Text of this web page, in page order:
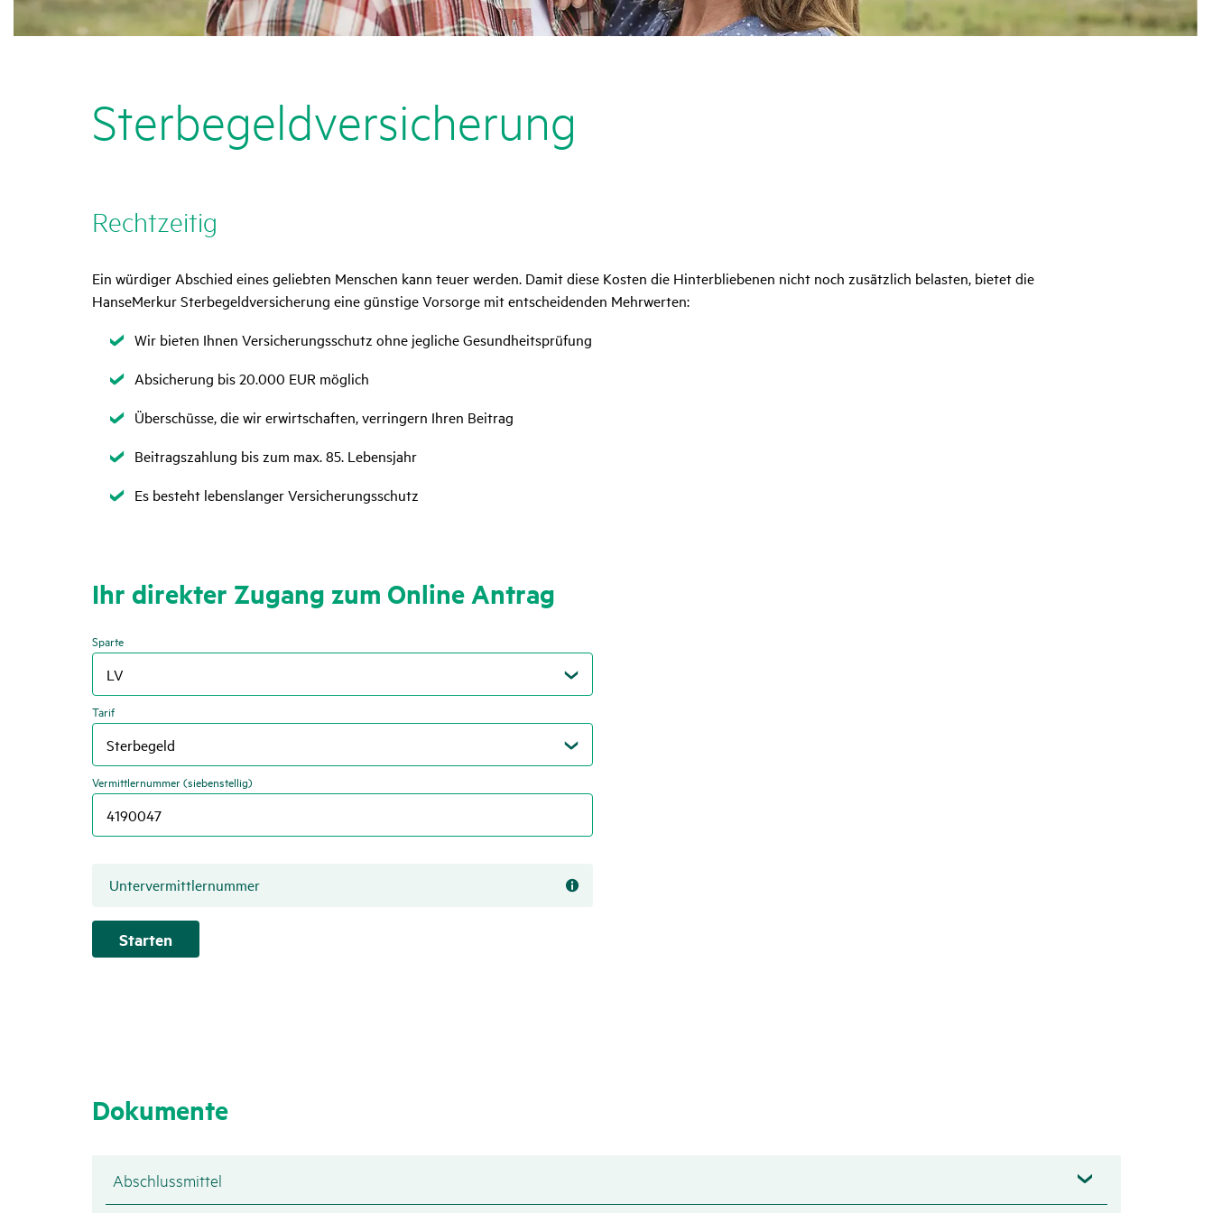
Ster­be­geld­ver­si­che­rung
Recht­zeitig
Ein würdiger Abschied eines geliebten Menschen kann teuer werden. Damit diese Kosten die Hinterbliebenen nicht noch zusätzlich belasten, bietet die
HanseMerkur Sterbegeldversicherung eine günstige Vorsorge mit entscheidenden Mehrwerten:
Zutreffend
Wir bieten Ihnen Versicherungsschutz ohne jegliche Gesundheitsprüfung
Zutreffend
Absicherung bis 20.000 EUR möglich
Zutreffend
Überschüsse, die wir erwirtschaften, verringern Ihren Beitrag
Zutreffend
Beitragszahlung bis zum max. 85. Lebensjahr
Zutreffend
Es besteht lebenslanger Versicherungsschutz
Ihr direkter Zugang zum Online Antrag
Sparte
Tarif
Vermittlernummer (siebenstellig)
Untervermittlernummer
Starten
Doku­mente
Abschlussmittel